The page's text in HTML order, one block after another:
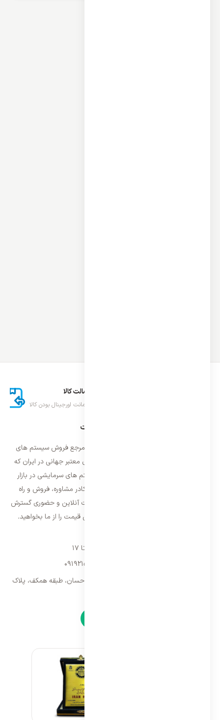
اصالت کالا
ضمانت اورجینال بودن کالا
درباره ایران اسپلیت
فروشگاه ایران اسپلیت اولین و معتمد ترین مرجع فروش سیستم های
تهویه مطبوع و سرمایشی وارداتی با برند های معتبر جهانی در ایران که
فعالیت خود را از سال ۱۳۸۷ با فروش سیستم های سرمایشی در بازار
تهران شروع و از سال ۱۳۹۵ با بهره گیری از کادر مشاوره، فروش و راه
اندازی، فعالیت خود را در سراسر کشور به صورت آنلاین و حضوری گسترش
داده است. با کیفیت ترین خدمات و بهترین قیمت را از ما بخواهید.
09192157173
تهران، سه راه امین حضور، مجتمع تجاری احسان، طبقه همکف، پلاک